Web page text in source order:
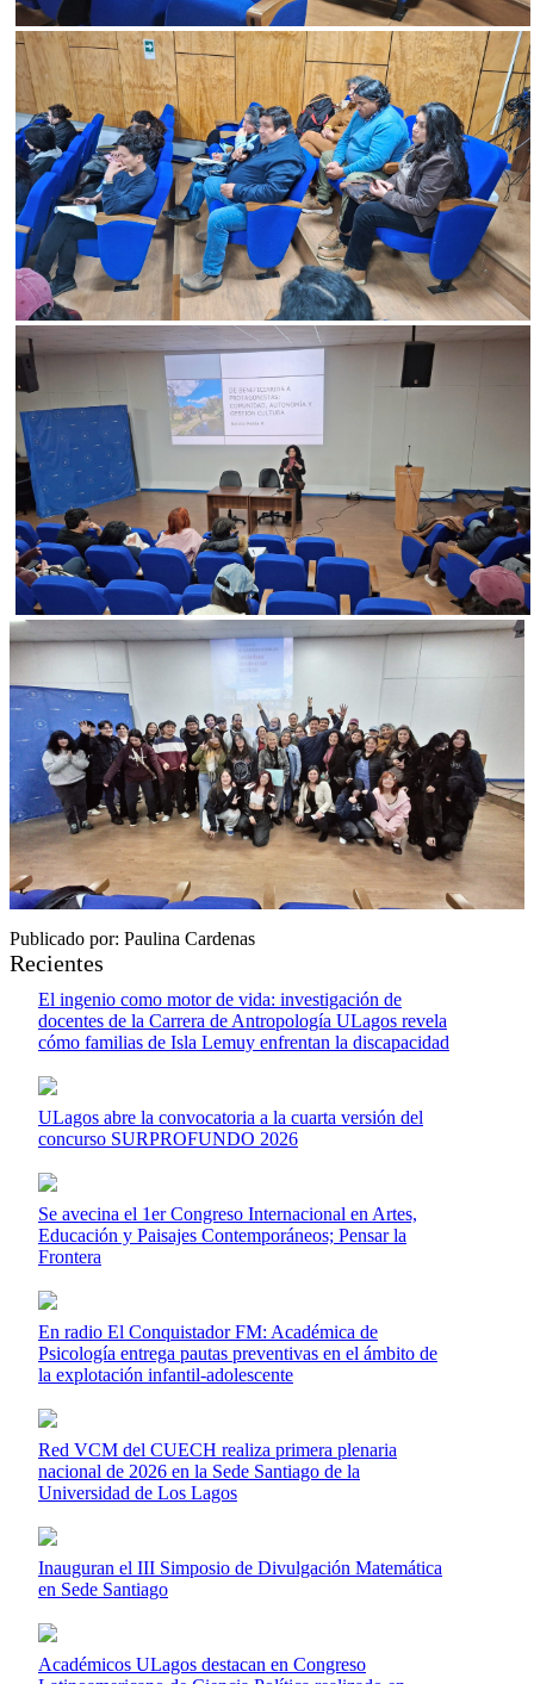
Publicado por: Paulina Cardenas
Recientes
El ingenio como motor de vida: investigación de
docentes de la Carrera de Antropología ULagos revela
cómo familias de Isla Lemuy enfrentan la discapacidad
ULagos abre la convocatoria a la cuarta versión del
concurso SURPROFUNDO 2026
Se avecina el 1er Congreso Internacional en Artes,
Educación y Paisajes Contemporáneos; Pensar la
Frontera
En radio El Conquistador FM: Académica de
Psicología entrega pautas preventivas en el ámbito de
la explotación infantil-adolescente
Red VCM del CUECH realiza primera plenaria
nacional de 2026 en la Sede Santiago de la
Universidad de Los Lagos
Inauguran el III Simposio de Divulgación Matemática
en Sede Santiago
Académicos ULagos destacan en Congreso